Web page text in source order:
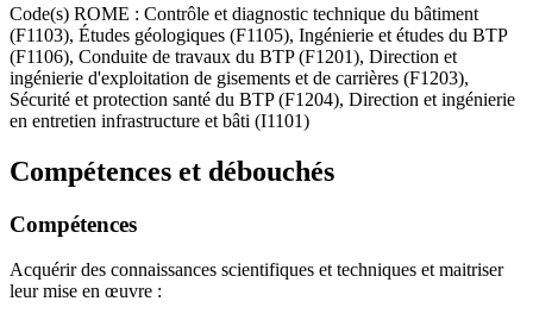
Code(s) ROME : Contrôle et diagnostic technique du bâtiment
(F1103), Études géologiques (F1105), Ingénierie et études du BTP
(F1106), Conduite de travaux du BTP (F1201), Direction et
ingénierie d'exploitation de gisements et de carrières (F1203),
Sécurité et protection santé du BTP (F1204), Direction et ingénierie
en entretien infrastructure et bâti (I1101)
Compétences et débouchés
Compétences
Acquérir des connaissances scientifiques et techniques et maitriser
leur mise en œuvre :